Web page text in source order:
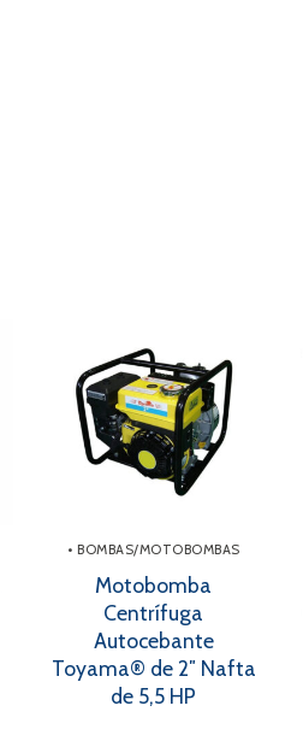
• BOMBAS/MOTOBOMBAS
Motobomba
Centrífuga
Autocebante
Toyama® de 2″ Nafta
de 5,5 HP